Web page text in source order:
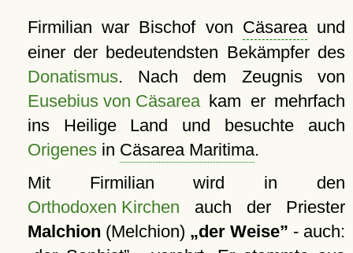
Firmilian war Bischof von Cäsareaund
einer der bedeutendsten Bekämpfer des
Donatismus. Nach dem Zeugnis von
Eusebius von Cäsareakam er mehrfach
ins Heilige Land und besuchte auch
Origenesin Cäsarea Maritima.
Mit Firmilian wird in den
Orthodoxen Kirchen auch der Priester
Malchion (Melchion) der Weise
- auch: